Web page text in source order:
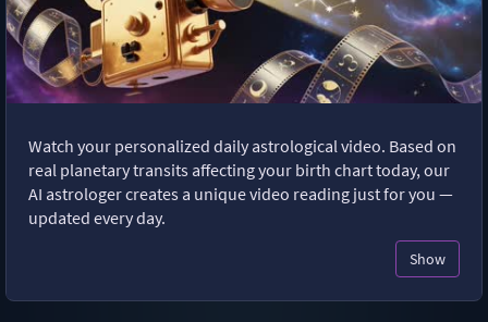
Watch your personalized daily astrological video. Based on
real planetary transits affecting your birth chart today, our
AI astrologer creates a unique video reading just for you —
updated every day.
Show